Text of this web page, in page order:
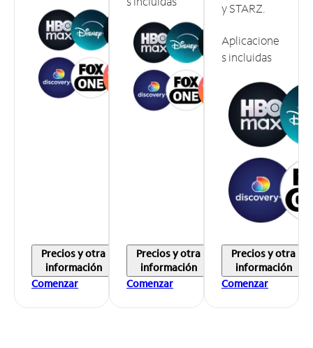
Precios y otra
información
Comenzar
Precios y otra
información
Comenzar
y STARZ.
Aplicacione
s incluidas
Precios y otra
información
Comenzar